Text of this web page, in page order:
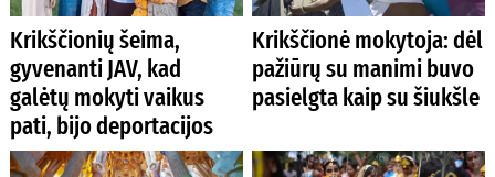
Krikščionių šeima,
gyvenanti JAV, kad
galėtų mokyti vaikus
pati, bijo deportacijos
Krikščionė mokytoja: dėl
pažiūrų su manimi buvo
pasielgta kaip su šiukšle